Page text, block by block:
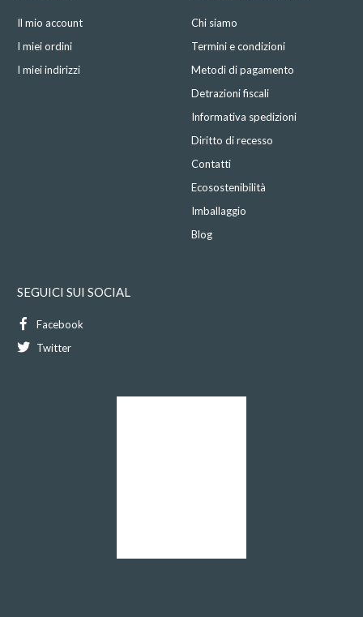
Il mio account
I miei ordini
I miei indirizzi
Chi siamo
Termini e condizioni
Metodi di pagamento
Detrazioni fiscali
Informativa spedizioni
Diritto di recesso
Contatti
Ecosostenibilità
Imballaggio
Blog
SEGUICI SUI SOCIAL
Facebook
Twitter